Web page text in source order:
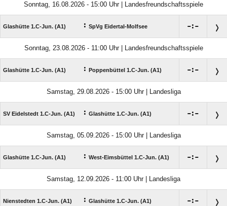
Sonntag, 16.08.2026 - 15:00 Uhr | Landesfreundschaftsspiele
Glashütte 1.C-Jun. (A1) : SpVg Eidertal-Molfsee :
Sonntag, 23.08.2026 - 11:00 Uhr | Landesfreundschaftsspiele
Glashütte 1.C-Jun. (A1) : Poppenbüttel 1.C-Jun. (A1) :
Samstag, 29.08.2026 - 15:00 Uhr | Landesliga
SV Eidelstedt 1.C-Jun. (A1) : Glashütte 1.C-Jun. (A1) :
Samstag, 05.09.2026 - 15:00 Uhr | Landesliga
Glashütte 1.C-Jun. (A1) : West-Eimsbüttel 1.C-Jun. (A1) :
Samstag, 12.09.2026 - 11:00 Uhr | Landesliga
Nienstedten 1.C-Jun. (A1) : Glashütte 1.C-Jun. (A1) :